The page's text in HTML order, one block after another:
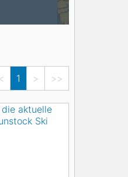
< 1 > >>